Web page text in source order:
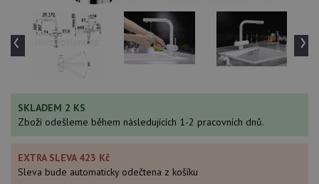
‹ ›
SKLADEM 2 KS
Zboží odešleme během následujících 1-2 pracovních dnů.
EXTRA SLEVA 423 Kč
Sleva bude automaticky odečtena z košíku